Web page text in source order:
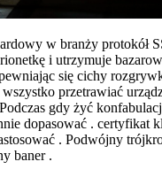
w branży
i utrzymuje
się cichy
przetrawiać
gdy żyć
dopasować .
. Podwójny
baner .